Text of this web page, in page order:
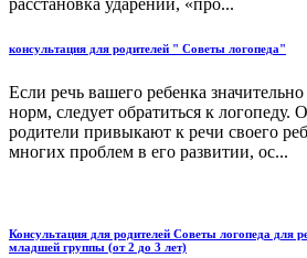
расстановка ударений, «про...
консультация для родителей " Советы логопеда"
Если речь вашего ребенка значительно
норм, следует обратиться к логопеду.
родители привыкают к речи своего
многих проблем в его развитии, ос...
Консультация для родителей Советы логопеда для
младшей группы (от 2 до 3 лет)